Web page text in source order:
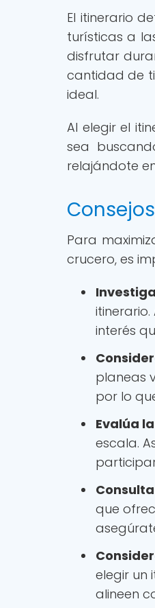
El itinerario
turísticas a
disfrutar
cantidad de
ideal.
Al elegir el
sea
relajándote
Para
crucero, es
interés
planeas
por lo
Evalúa
escala.
que
elegir un
alineen